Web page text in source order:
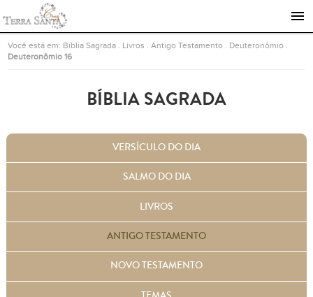
Ir para a página inicial
Você está em: Bíblia Sagrada Livros .Antigo Testamento Deuteronômio
Deuteronômio 16
BÍBLIA SAGRADA
VERSÍCULO DO DIA
SALMO DO DIA
LIVROS
ANTIGO TESTAMENTO
NOVO TESTAMENTO